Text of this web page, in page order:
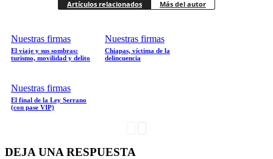
Artículos relacionados Más del autor
Nuestras firmas
El viaje y sus sombras:
turismo, movilidad y delito
Nuestras firmas
Chiapas, víctima de la
delincuencia
Nuestras firmas
El final de la Ley Serrano
(con pase VIP)
DEJA UNA RESPUESTA